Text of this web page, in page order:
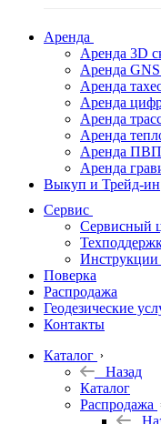
Аренда
Аренда 3D
Аренда
Аренда
Аренда
Аренда
Аренда
Аренда ПВП
Аренда
Выкуп и Трейд-ин
Сервис
Сервисный
Инструкции
Поверка
Распродажа
Геодезические
Контакты
Каталог
Назад
Каталог
Распродажа